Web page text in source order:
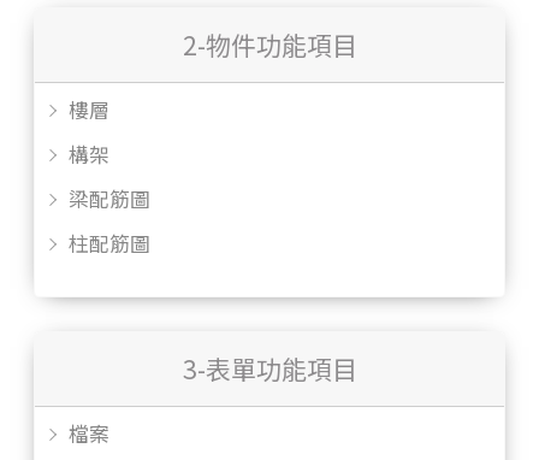
2-物件功能項目
樓層
構架
梁配筋圖
柱配筋圖
3-表單功能項目
檔案